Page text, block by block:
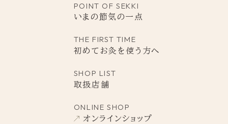
POINT OF SEKKI
いまの節気の一点
THE FIRST TIME
初めてお灸を使う方へ
SHOP LIST
取扱店舗
ONLINE SHOP
オンラインショップ